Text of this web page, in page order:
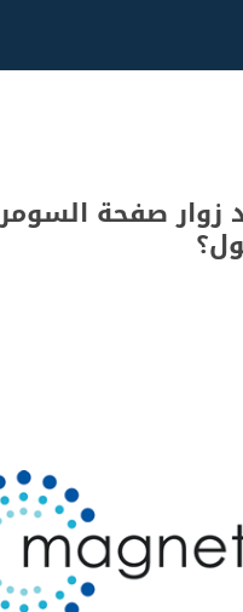
زوار صفحة